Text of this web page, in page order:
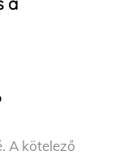
A kötelező